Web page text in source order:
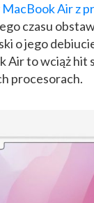
MacBook Air z
czasu
o jego
Air to wciąż hit
procesorach.